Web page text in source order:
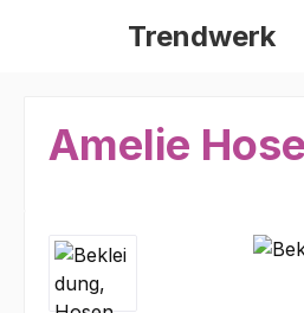
Hauptinhalt springen
Zur Suche springen
Zur Hauptnavigation springen
Trendwerk
Amelie
Bildergalerie überspringen